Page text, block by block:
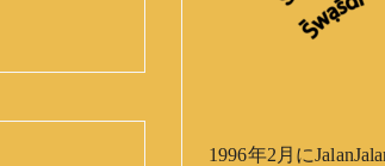
1996年2月に